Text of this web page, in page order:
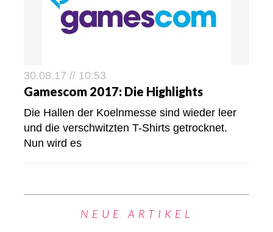
30.08.17 // 10:53
Gamescom 2017: Die Highlights
Die Hallen der Koelnmesse sind wieder leer
und die verschwitzten T-Shirts getrocknet.
Nun wird es
NEUE ARTIKEL